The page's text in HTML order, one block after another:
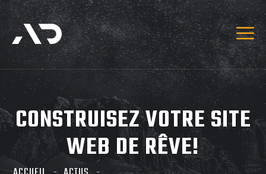
CONSTRUISEZ VOTRE SITE
WEB DE RÊVE!